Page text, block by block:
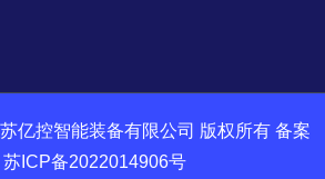
亿控智能装备有限公司 版权所有 备案
苏ICP备2022014906号